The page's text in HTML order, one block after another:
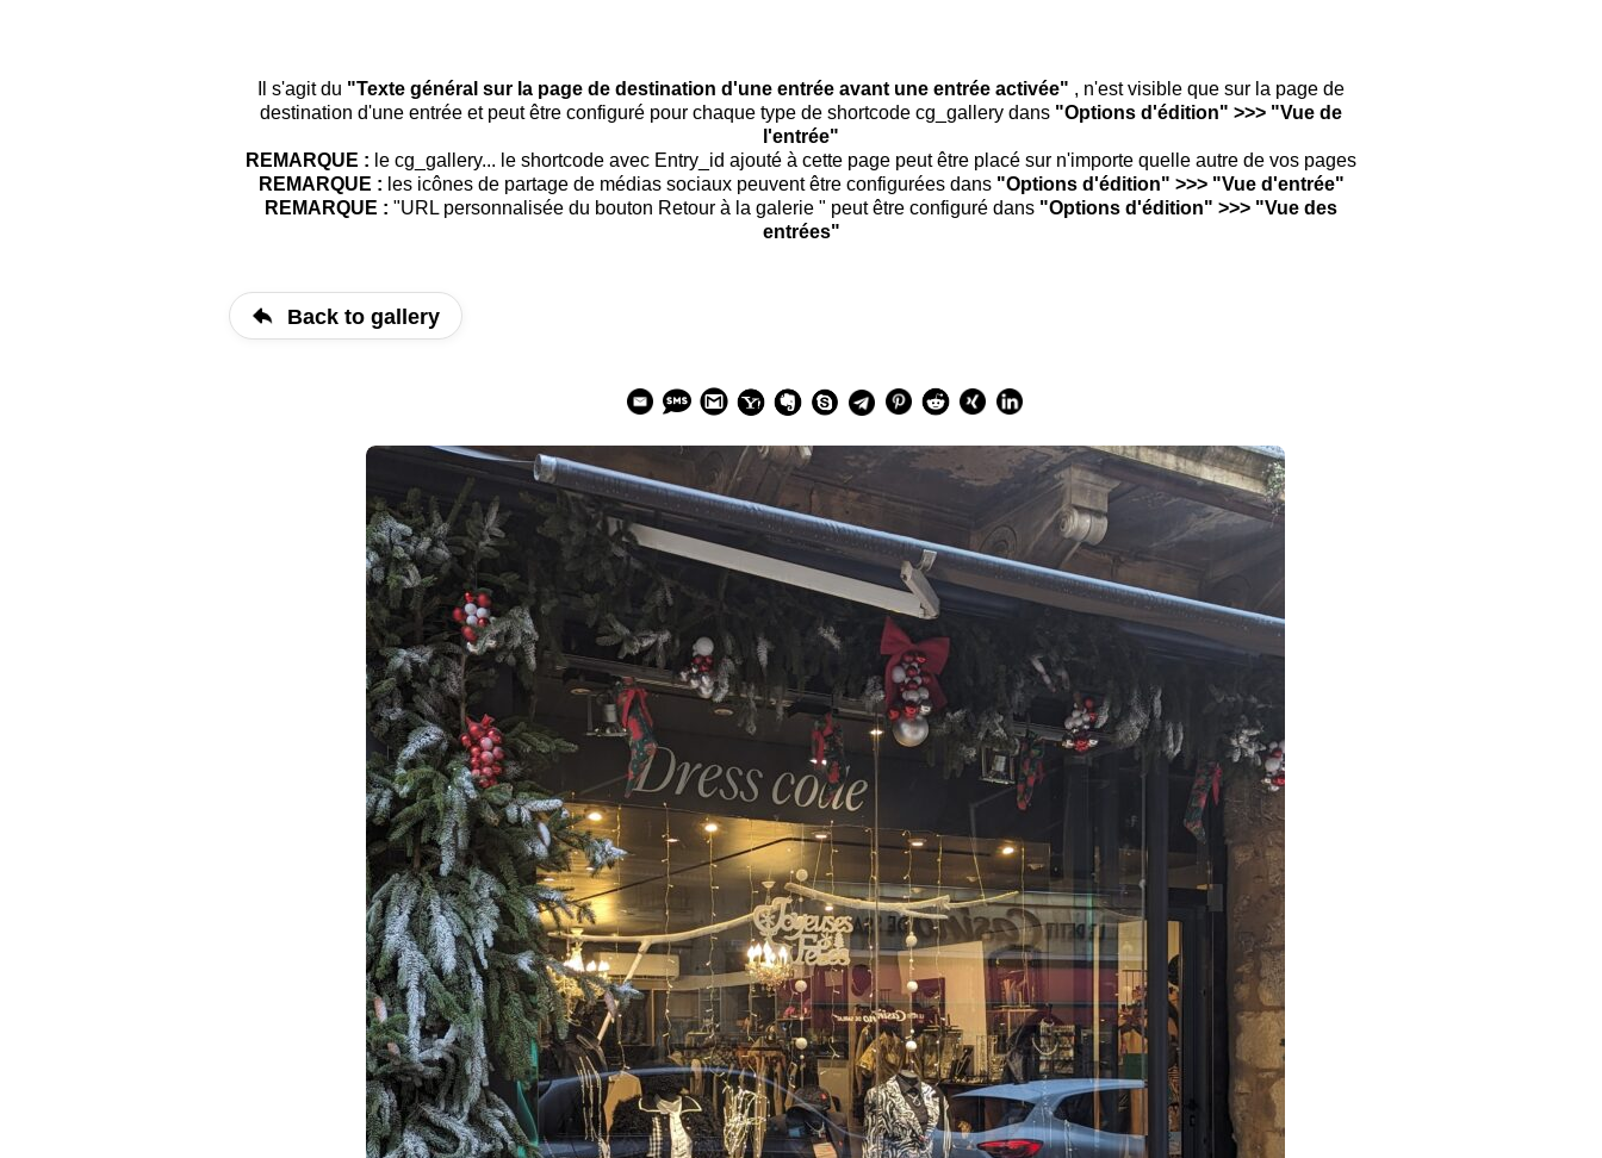
Il s'agit du "Texte général sur la page de destination d'une entrée avant une entrée activée" , n'est visible que sur la page de
destination d'une entrée et peut être configuré pour chaque type de shortcode cg_gallery dans "Options d'édition" >>> "Vue de
l'entrée"
REMARQUE : le cg_gallery... le shortcode avec Entry_id ajouté à cette page peut être placé sur n'importe quelle autre de vos pages
REMARQUE : les icônes de partage de médias sociaux peuvent être configurées dans "Options d'édition" >>> "Vue d'entrée"
REMARQUE : "URL personnalisée du bouton Retour à la galerie " peut être configuré dans "Options d'édition" >>> "Vue des
entrées"
Back to gallery